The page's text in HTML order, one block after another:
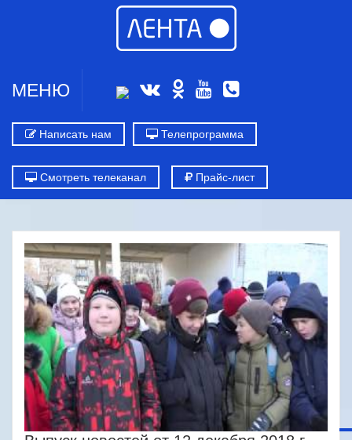
МЕНЮ
Написать нам Телепрограмма
Смотреть телеканал Прайс-лист